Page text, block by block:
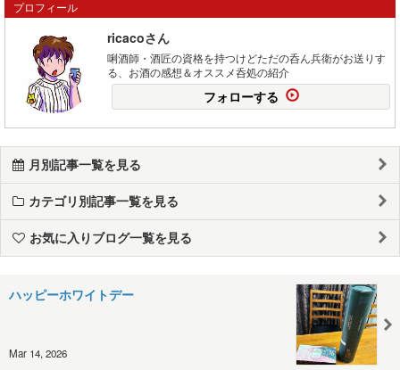
プロフィール
ricacoさん
唎酒師・酒匠の資格を持つけどただの呑ん兵衛がお送りす
る、お酒の感想＆オススメ呑処の紹介
フォローする
月別記事一覧を見る
カテゴリ別記事一覧を見る
お気に入りブログ一覧を見る
ハッピーホワイトデー
Mar 14, 2026